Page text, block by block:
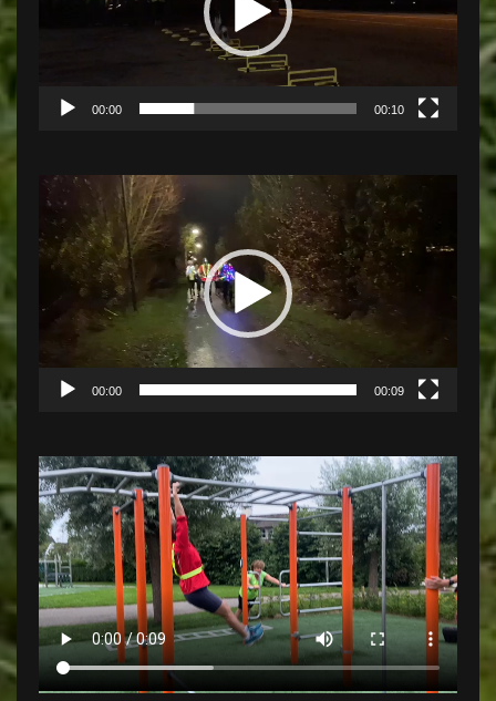
00:00 00:10
Videospeler
00:00 00:09